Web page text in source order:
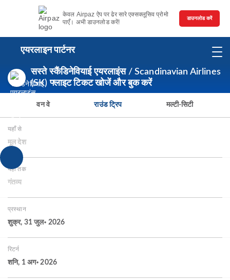
केवल Airpaz ऐप पर ढेर सारे एक्सक्लूसिव प्रोमो
पाएँ। अभी डाउनलोड करें!
डाउनलोड करें
एयरलाइन पार्टनर
सस्ते स्कैंडिनेवियाई एयरलाइंस / Scandinavian Airlines
(SK) फ्लाइट टिकट खोजें और बुक करें
वन वे राउंड ट्रिप मल्टी-सिटी
यहाँ से
मूल देश
यहाँ तक
गंतव्य
प्रस्थान
शुक्र, 31 जुल॰ 2026
रिटर्न
शनि, 1 अग॰ 2026